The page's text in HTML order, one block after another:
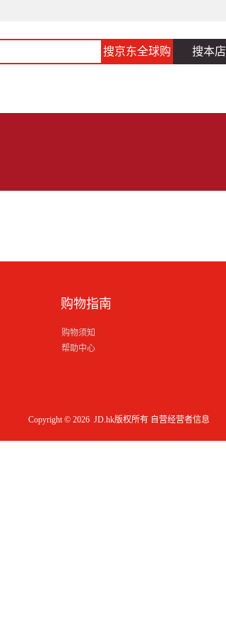
搜京东全球购 搜本店
购物指南
购物须知
帮助中心
Copyright © 2026 JD.hk版权所有 自营经营者信息